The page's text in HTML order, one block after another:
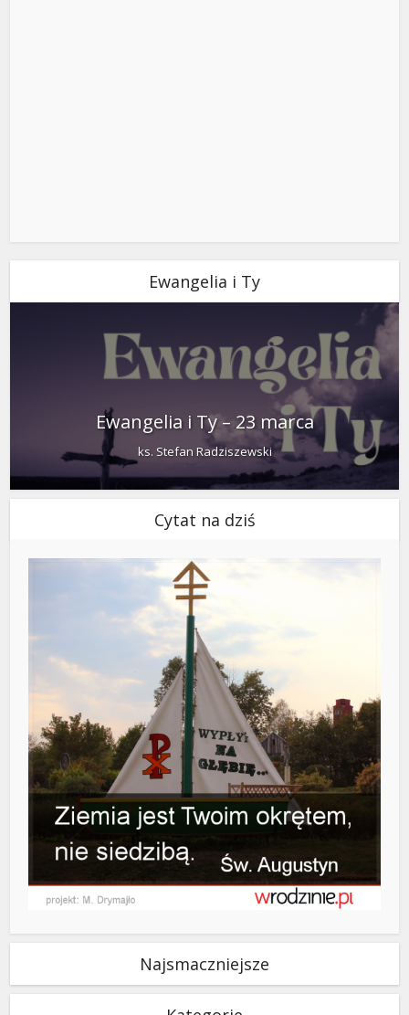
Ewangelia i Ty
Ewangelia i Ty – 23 marca
ks. Stefan Radziszewski
Cytat na dziś
Najsmaczniejsze